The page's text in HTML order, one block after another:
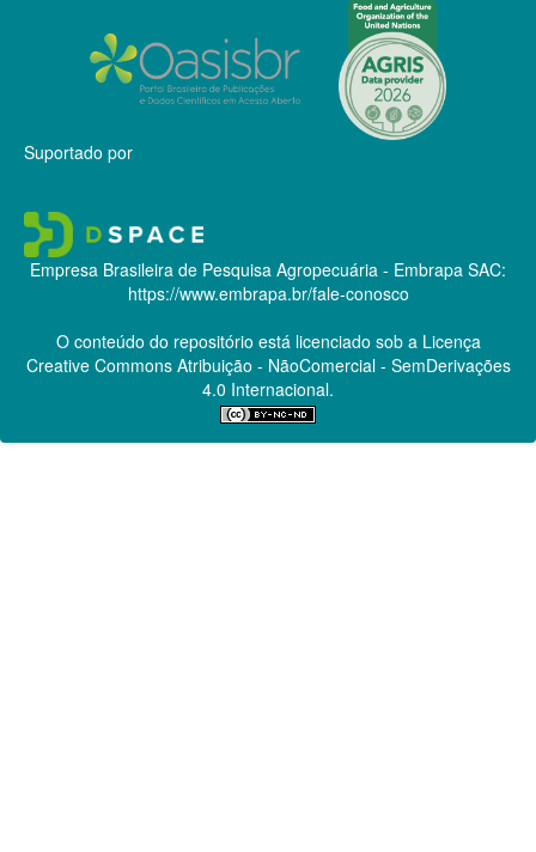
Suportado por
Empresa Brasileira de Pesquisa Agropecuária - Embrapa SAC:
https://www.embrapa.br/fale-conosco
O conteúdo do repositório está licenciado sob a Licença
Creative CommonsAtribuição - NãoComercial - SemDerivações
4.0 Internacional.